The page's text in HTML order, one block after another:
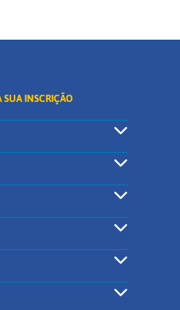
SUA INSCRIÇÃO